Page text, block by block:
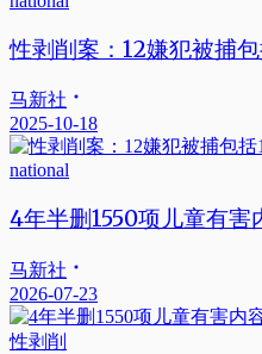
性剥削案：12嫌犯被捕
马新社
2025-10-18
national
4年半删1550项儿童有
马新社
2026-07-23
性剥削